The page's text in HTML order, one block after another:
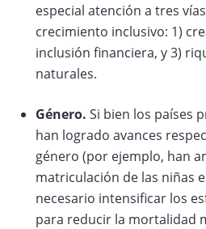
especial atención a tres
crecimiento inclusivo: 1)
inclusión financiera, y 3)
naturales.
Género. Si bien los países
han logrado avances
género (por ejemplo, han
matriculación de las niñas
necesario intensificar los
para reducir la mortalidad